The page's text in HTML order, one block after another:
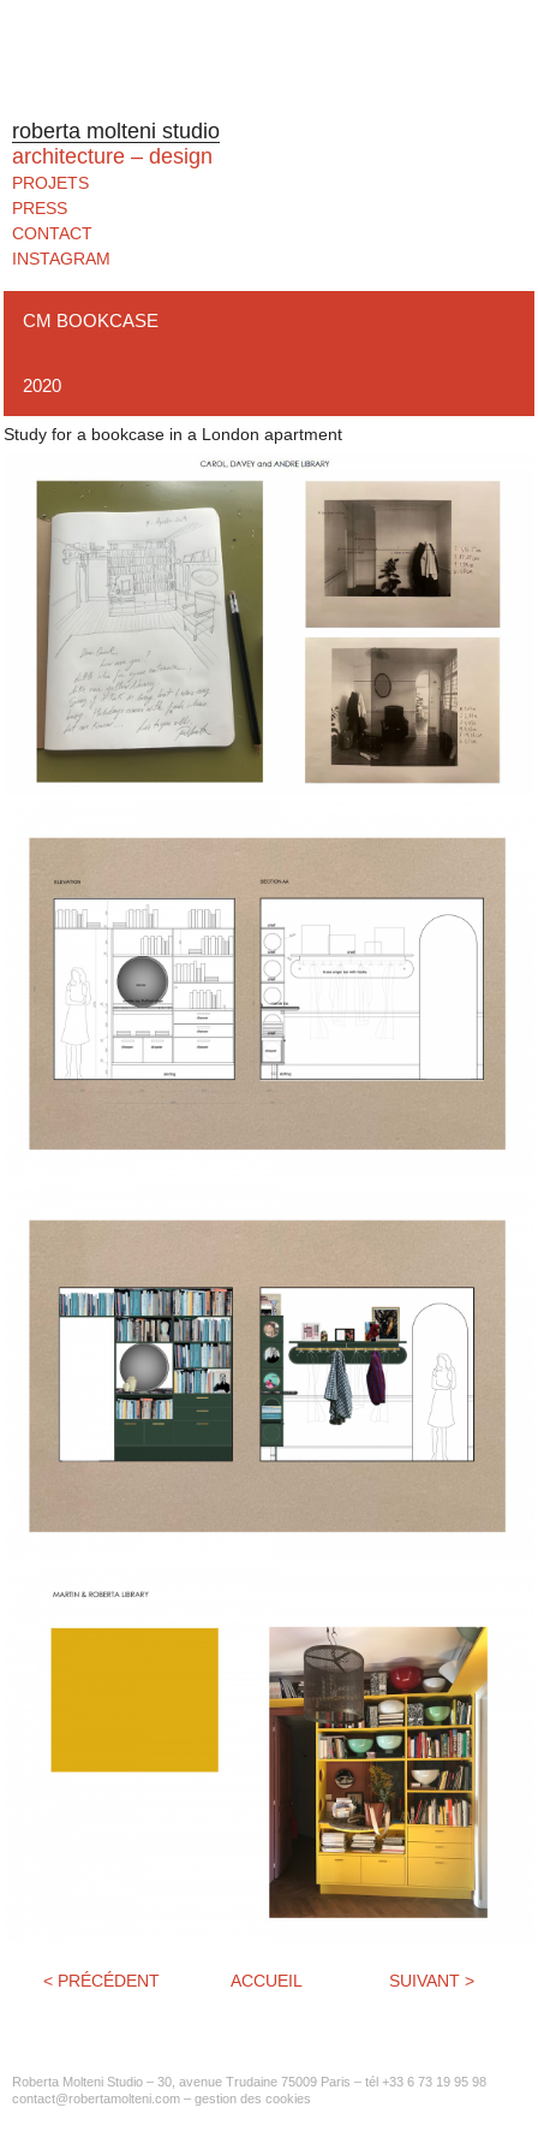
roberta molteni studio
architecture – design
PROJETS
PRESS
CONTACT
INSTAGRAM
CM BOOKCASE
2020
Study for a bookcase in a London apartment
< PRÉCÉDENT ACCUEIL SUIVANT >
Roberta Molteni Studio – 30, avenue Trudaine 75009 Paris – tél +33 6 73 19 95 98
contact@robertamolteni.com – gestion des cookies